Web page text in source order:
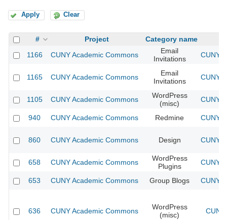
Apply Clear
# Project
Category name
1166
CUNY Academic Commons
Email
Invitations
CUNY
1165 CUNY Academic Commons
Email
Invitations
CUNY
1105 CUNY Academic Commons
WordPress
(misc)
CUNY
940 CUNY Academic Commons Redmine CUNY
860 CUNY Academic Commons Design CUNY
658 CUNY Academic Commons
WordPress
Plugins
CUNY
653 CUNY Academic Commons Group Blogs CUNY
636 CUNY Academic Commons
WordPress
(misc)